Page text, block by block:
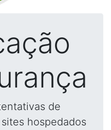
de
hospedados